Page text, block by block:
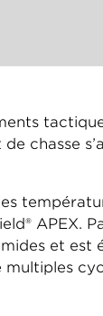
chasse
APEX.
et est